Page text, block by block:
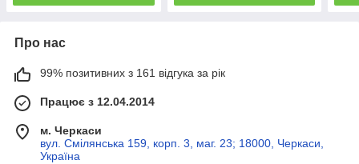
Про нас
99% позитивних з 161 відгука за рік
Працює з 12.04.2014
м. Черкаси
вул. Смілянська 159, корп. 3, маг. 23; 18000, Черкаси,
Україна